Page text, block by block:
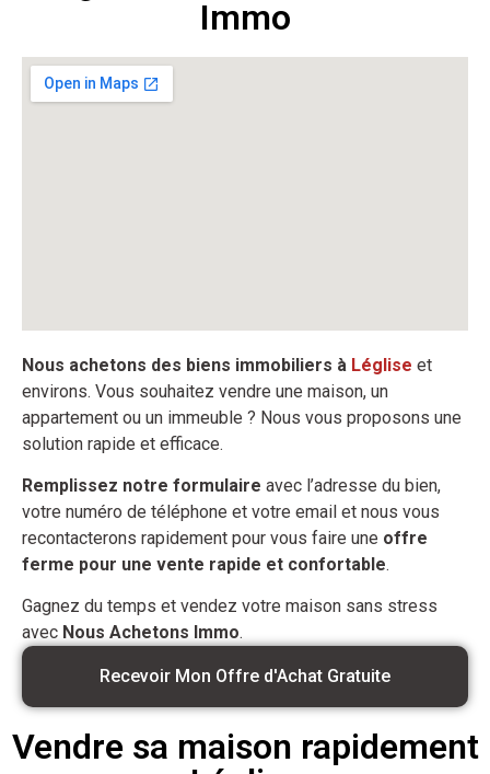
Immo
Nous achetons des biens immobiliers à Léglise et
environs. Vous souhaitez vendre une maison, un
appartement ou un immeuble ? Nous vous proposons une
solution rapide et efficace.
Remplissez notre formulaire avec l’adresse du bien,
votre numéro de téléphone et votre email et nous vous
recontacterons rapidement pour vous faire une offre
ferme pour une vente rapide et confortable.
Gagnez du temps et vendez votre maison sans stress
avec Nous Achetons Immo.
Recevoir Mon Offre d'Achat Gratuite
Vendre sa maison rapidement